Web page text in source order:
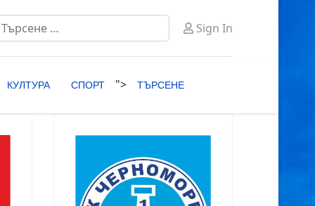
Sign In
КУЛТУРА СПОРТ "> ТЪРСЕНЕ